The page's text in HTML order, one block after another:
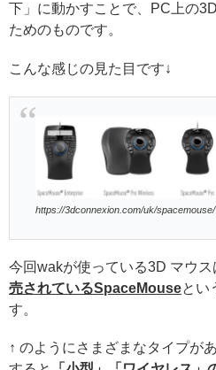
下」に動かすことで、PC上の
ためのものです。
こんな感じの見た目です↓
https://3dconnexion.com/uk/
今回wakが使っている3D マウス
売されているSpaceMouseとい
す。
↑ のようにさまざまなタイプが